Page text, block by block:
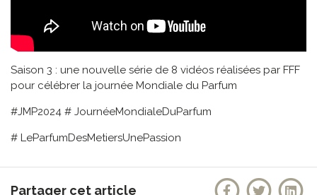
Saison 3 : une nouvelle série de 8 vidéos réalisées par FFF
pour célébrer la journée Mondiale du Parfum
#JMP2024 # JournéeMondialeDuParfum
# LeParfumDesMetiersUnePassion
Partager cet article